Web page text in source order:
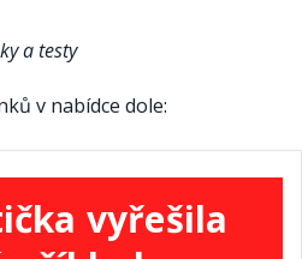
a testy
v nabídce dole:
vyřešila